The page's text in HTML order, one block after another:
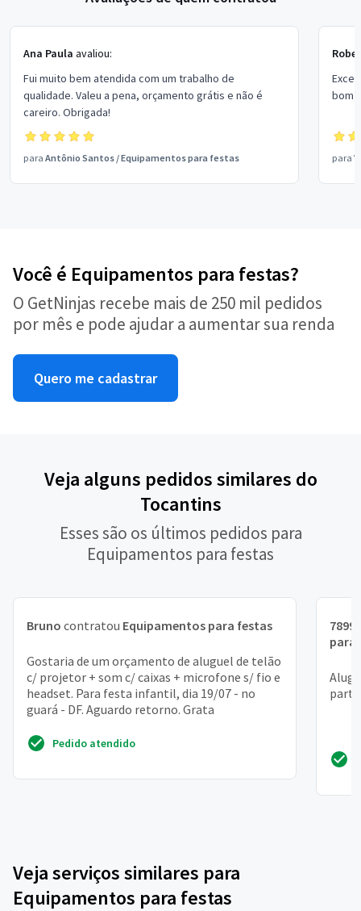
Ana Paula avaliou:
Fui muito bem atendida com um trabalho de
qualidade. Valeu a pena, orçamento grátis e não é
careiro. Obrigada!
para Antônio Santos /Equipamentos para festas
bom
para
Você é Equipamentos para festas?
O GetNinjas recebe mais de 250 mil pedidos
por mês e pode ajudar a aumentar sua renda
Quero me cadastrar
Veja alguns pedidos similares do
Tocantins
Esses são os últimos pedidos para
Equipamentos para festas
Bruno contratou Equipamentos para festas
Gostaria de um orçamento de aluguel de telão
c/ projetor + som c/ caixas + microfone s/ fio e
headset. Para festa infantil, dia 19/07 - no
guará - DF. Aguardo retorno. Grata
Pedido atendido
para
Veja serviços similares para
Equipamentos para festas